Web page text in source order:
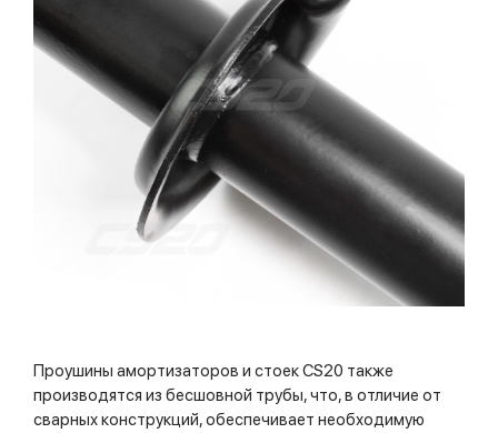
Проушины амортизаторов и стоек CS20 также
производятся из бесшовной трубы, что, в отличие от
сварных конструкций, обеспечивает необходимую